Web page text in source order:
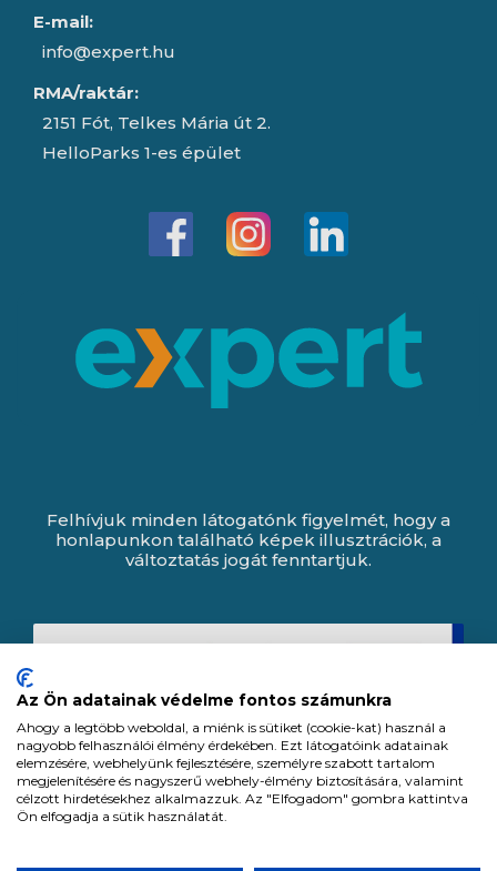
E-mail:
info@expert.hu
RMA/raktár:
2151 Fót, Telkes Mária út 2.
HelloParks 1-es épület
Felhívjuk minden látogatónk figyelmét, hogy a
honlapunkon található képek illusztrációk, a
változtatás jogát fenntartjuk.
Az Ön adatainak védelme fontos számunkra
Ahogy a legtöbb weboldal, a miénk is sütiket (cookie-kat) használ a
nagyobb felhasználói élmény érdekében. Ezt látogatóink adatainak
elemzésére, webhelyünk fejlesztésére, személyre szabott tartalom
megjelenítésére és nagyszerű webhely-élmény biztosítására, valamint
célzott hirdetésekhez alkalmazzuk. Az "Elfogadom" gombra kattintva
Ön elfogadja a sütik használatát.